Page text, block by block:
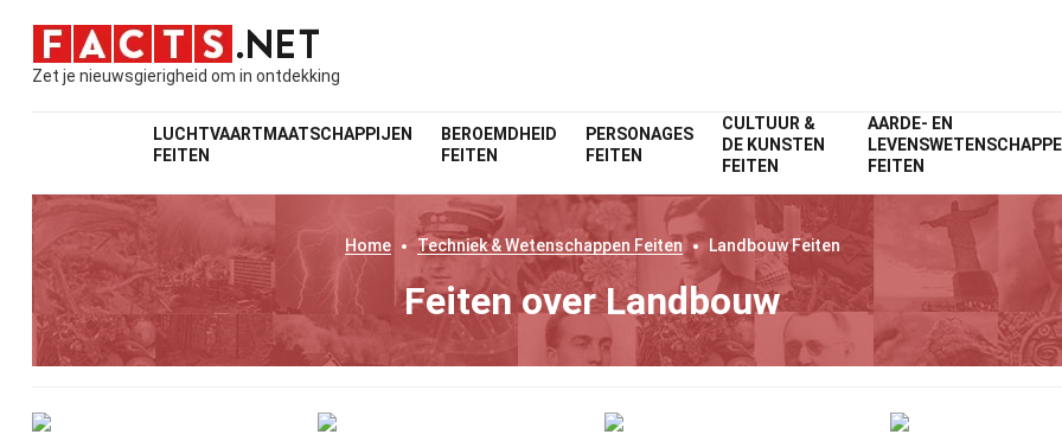
Zet je nieuwsgierigheid om in ontdekking
LUCHTVAARTMAATSCHAPPIJEN
FEITEN
BEROEMDHEID
FEITEN
PERSONAGES
FEITEN
CULTUUR &
DE KUNSTEN
FEITEN
AARDE- EN
FEITEN
Home Techniek & Wetenschappen Feiten LandbouwFeiten
Feiten over Landbouw